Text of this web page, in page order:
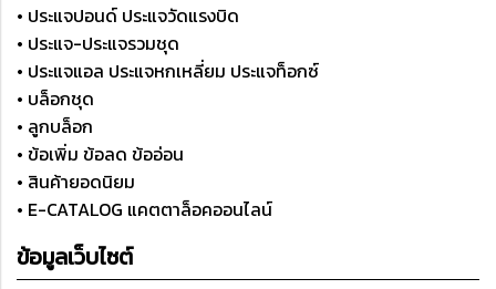
• ประแจปอนด์ ประแจวัดแรงบิด
• ประแจ-ประแจรวมชุด
• ประแจแอล ประแจหกเหลี่ยม ประแจท็อกซ์
• บล็อกชุด
• ลูกบล็อก
• ข้อเพิ่ม ข้อลด ข้ออ่อน
• สินค้ายอดนิยม
• E-CATALOG แคตตาล็อคออนไลน์
ข้อมูลเว็บไซต์